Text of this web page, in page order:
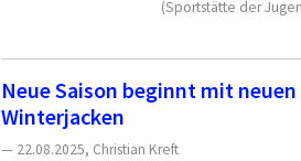
(Sportstätte der
Neue Saison beginnt mit
Winterjacken
— 22.08.2025, Christian Kreft